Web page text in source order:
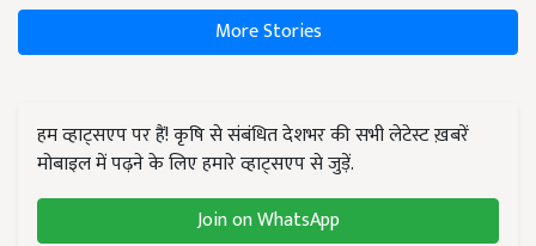
More Stories
हम व्हाट्सएप पर हैं! कृषि से संबंधित देशभर की सभी लेटेस्ट ख़बरें
मोबाइल में पढ़ने के लिए हमारे व्हाट्सएप से जुड़ें.
Join on WhatsApp